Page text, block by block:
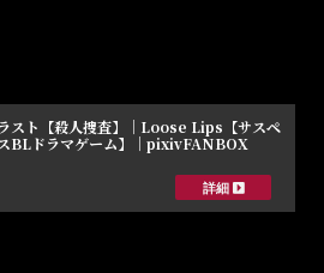
スト【殺人捜査】｜Loose Lips【サスペ
BLドラマゲーム】｜pixivFANBOX